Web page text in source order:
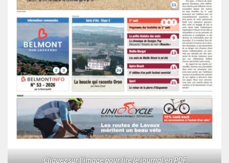
Cliquez sur l'image pour lire le journal en PDF